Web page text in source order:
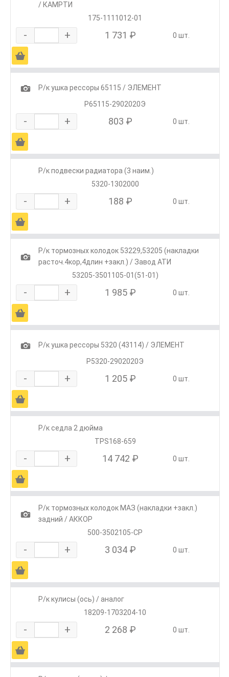
/ КАМРТИ
175-1111012-01
- + 1 731 ₽ 0 шт.
Ä
1
Р/к ушка рессоры 65115 / ЭЛЕМЕНТ
Р65115-2902020Э
- + 803 ₽ 0 шт.
Ä
Р/к подвески радиатора (3 наим.)
5320-1302000
- + 188 ₽ 0 шт.
Ä
1
Р/к тормозных колодок 53229,53205 (накладки
расточ.4кор,4длин +закл.) / Завод АТИ
53205-3501105-01(51-01)
- + 1 985 ₽ 0 шт.
Ä
1
Р/к ушка рессоры 5320 (43114) / ЭЛЕМЕНТ
Р5320-2902020Э
- + 1 205 ₽ 0 шт.
Ä
Р/к седла 2 дюйма
TPS168-659
- + 14 742 ₽ 0 шт.
Ä
1
Р/к тормозных колодок МАЗ (накладки +закл.)
задний / АККОР
500-3502105-СР
- + 3 034 ₽ 0 шт.
Ä
Р/к кулисы (ось) / аналог
18209-1703204-10
- + 2 268 ₽ 0 шт.
Ä